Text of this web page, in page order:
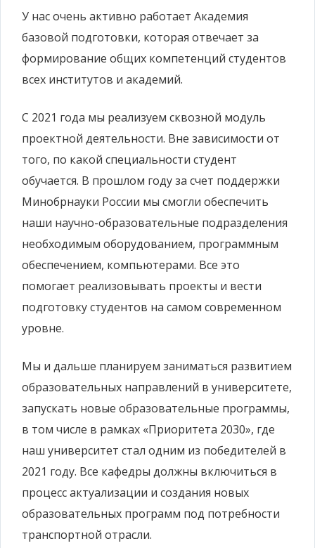
У нас очень активно работает Академия
базовой подготовки, которая отвечает за
формирование общих компетенций студентов
всех институтов и академий.
С 2021 года мы реализуем сквозной модуль
проектной деятельности. Вне зависимости от
того, по какой специальности студент
обучается. В прошлом году за счет поддержки
Минобрнауки России мы смогли обеспечить
наши научно-образовательные подразделения
необходимым оборудованием, программным
обеспечением, компьютерами. Все это
помогает реализовывать проекты и вести
подготовку студентов на самом современном
уровне.
Мы и дальше планируем заниматься развитием
образовательных направлений в университете,
запускать новые образовательные программы,
в том числе в рамках «Приоритета 2030», где
наш университет стал одним из победителей в
2021 году. Все кафедры должны включиться в
процесс актуализации и создания новых
образовательных программ под потребности
транспортной отрасли.